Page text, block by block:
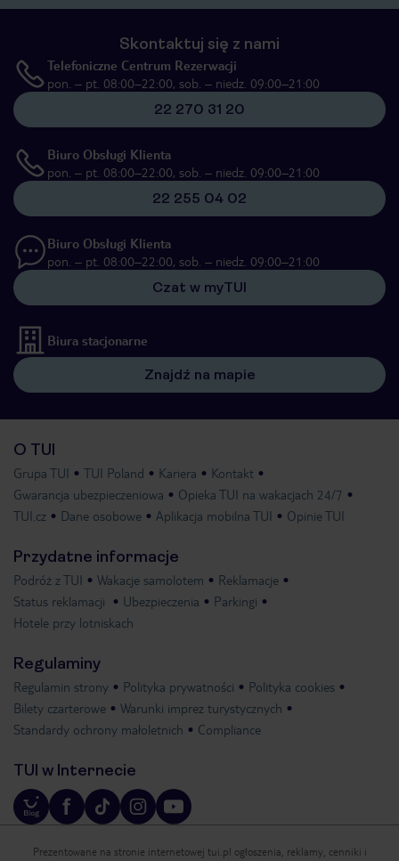
Skontaktuj się z nami
Telefoniczne Centrum Rezerwacji
pon. – pt. 08:00–22:00, sob. – niedz. 09:00–21:00
22 270 31 20
Biuro Obsługi Klienta
pon. – pt. 08:00–22:00, sob. – niedz. 09:00–21:00
22 255 04 02
Biuro Obsługi Klienta
pon. – pt. 08:00–22:00, sob. – niedz. 09:00–21:00
Czat w myTUI
Biura stacjonarne
Znajdź na mapie
O TUI
Grupa TUI TUI Poland Kariera
Kontakt
Gwarancja ubezpieczeniowa
Opieka TUI na wakacjach 24/7
TUI.cz
Dane osobowe Aplikacja mobilna TUI Opinie TUI
Przydatne informacje
Podróż z TUI Wakacje samolotem
Reklamacje
Status reklamacji
Ubezpieczenia
Parkingi
Hotele przy lotniskach
Regulaminy
Regulamin strony Polityka prywatności
Polityka cookies
Bilety czarterowe
Warunki imprez turystycznych
Standardy ochrony małoletnich
Compliance
TUI w Internecie
Prezentowane na stronie internetowej tui.pl ogłoszenia, reklamy, cenniki i